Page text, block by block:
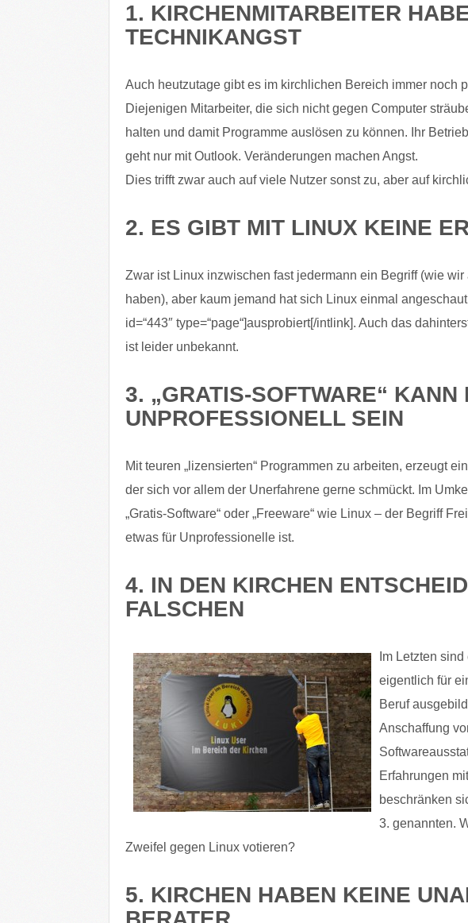
1. KIRCHENMITARBEITER
TECHNIKANGST
Auch heutzutage gibt es im kirchlichen Bereich immer noch
Diejenigen Mitarbeiter, die sich nicht gegen Computer
halten und damit Programme auslösen zu können. Ihr
geht nur mit Outlook. Veränderungen machen Angst.
Dies trifft zwar auch auf viele Nutzer sonst zu, aber auf
2. ES GIBT MIT LINUX KEINE
Zwar ist Linux inzwischen fast jedermann ein Begriff (wie
haben), aber kaum jemand hat sich Linux einmal
id=“443″ type=“page“]ausprobiert[/intlink]. Auch das
ist leider unbekannt.
3. „GRATIS-SOFTWARE“ KANN
UNPROFESSIONELL SEIN
Mit teuren „lizensierten“ Programmen zu arbeiten, erzeugt
der sich vor allem der Unerfahrene gerne schmückt. Im
„Gratis-Software“ oder „Freeware“ wie Linux – der Begriff
etwas für Unprofessionelle ist.
4. IN DEN KIRCHEN
FALSCHEN
Im Letzten
eigentlich für
Beruf
Anschaffung
Erfahrungen
beschränken
3. genannten.
Zweifel gegen Linux votieren?
5. KIRCHEN HABEN KEINE